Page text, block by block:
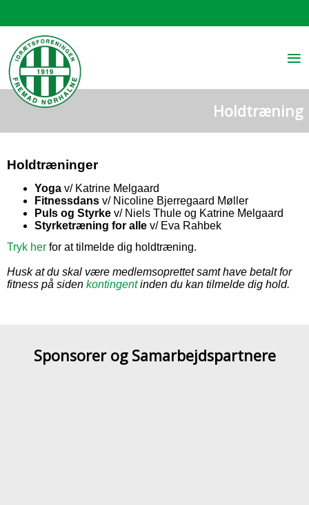
≡
Holdtræning
Holdtræninger
Yoga v/ Katrine Melgaard
Fitnessdans v/ Nicoline Bjerregaard Møller
Puls og Styrke v/ Niels Thule og Katrine Melgaard
Styrketræning for alle v/ Eva Rahbek
Tryk her for at tilmelde dig holdtræning.
Husk at du skal være medlemsoprettet samt have betalt for
fitness på siden kontingentinden du kan tilmelde dig hold.
Sponsorer og Samarbejdspartnere